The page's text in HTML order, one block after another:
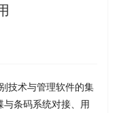
技术与管理软件的集
与条码系统对接、用